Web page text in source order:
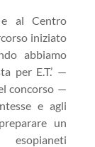
e al Centro
iniziato
abbiamo
per E.T.’ —
concorso —
e agli
un